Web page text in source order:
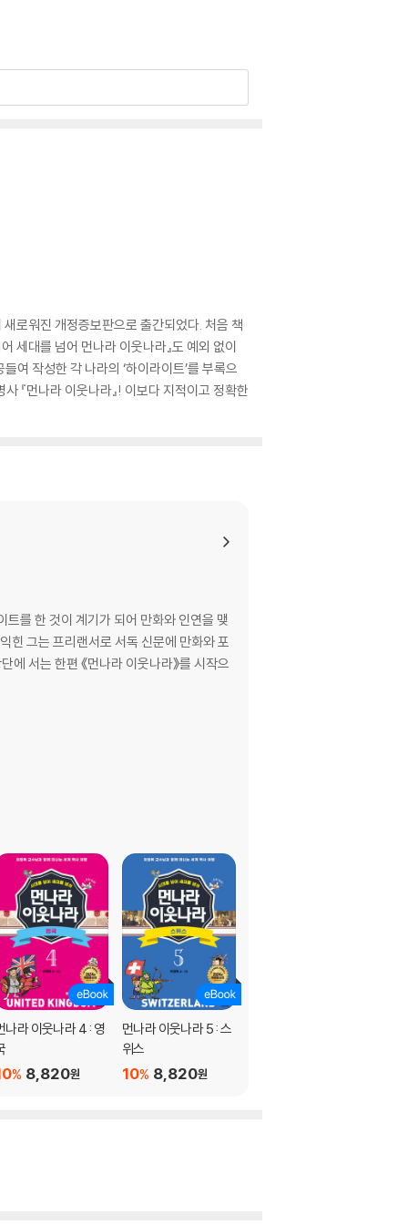
로워진 개정증보판으로 출간되었다. 처음 책
세대를 넘어 먼나라 이웃나라』도 예외 없이
여 작성한 각 나라의 ‘하이라이트’를 부록으
『먼나라 이웃나라』! 이보다 지적이고 정확한
를 한 것이 계기가 되어 만화와 인연을 맺
힌 그는 프리랜서로 서독 신문에 만화와 포
나라 이웃나라 4 : 영
8,820원
%
먼나라 이웃나라 5 : 스
위스
8,820원
10%